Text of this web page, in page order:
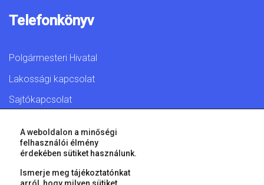
Telefonkönyv
Polgármesteri Hivatal
Lakossági kapcsolat
Sajtókapcsolat
© 2026 Győr Megyei Jogú Város • Minden jog fenntartva!
A weboldalon a minőségi
felhasználói élmény
érdekében sütiket használunk.
Ismerje meg tájékoztatónkat